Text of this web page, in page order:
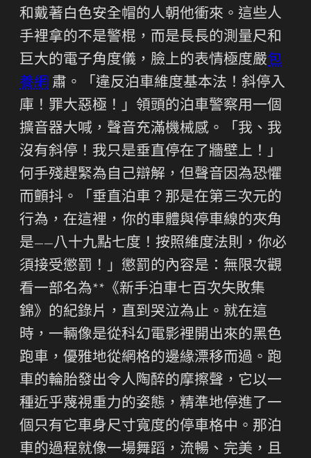
和戴著白色安全帽的人朝他衝來。這些人
手裡拿的不是警棍，而是長長的測量尺和
巨大的電子角度儀，臉上的表情極度嚴包
養網 肅。「違反泊車維度基本法！斜停入
庫！罪大惡極！」領頭的泊車警察用一個
擴音器大喊，聲音充滿機械感。「我、我
沒有斜停！我只是垂直停在了牆壁上！」
何手殘趕緊為自己辯解，但聲音因為恐懼
而顫抖。「垂直泊車？那是在第三次元的
行為，在這裡，你的車體與停車線的夾角
是——八十九點七度！按照維度法則，你必
須接受懲罰！」懲罰的內容是：無限次觀
看一部名為**《新手泊車七百次失敗集
錦》的紀錄片，直到哭泣為止。就在這
時，一輛像是從科幻電影裡開出來的黑色
跑車，優雅地從網格的邊緣漂移而過。跑
車的輪胎發出令人陶醉的摩擦聲，它以一
種近乎蔑視重力的姿態，精準地停進了一
個只有它車身尺寸寬度的停車格中。那泊
車的過程就像一場舞蹈，流暢、完美，且